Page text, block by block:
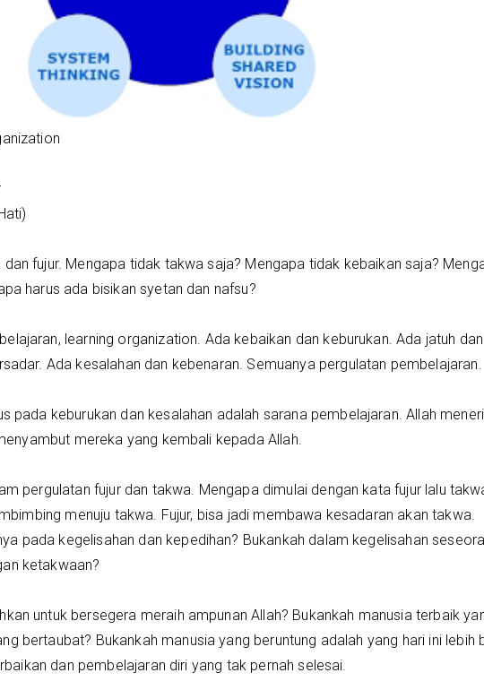
fujur. Mengapa tidak takwa saja? Mengapa tidak kebaikan saja?
harus ada bisikan syetan dan nafsu?
learning organization. Ada kebaikan dan keburukan. Ada jatuh dan
Ada kesalahan dan kebenaran. Semuanya pergulatan pembelajaran.
pada keburukan dan kesalahan adalah sarana pembelajaran. Allah
mereka yang kembali kepada Allah.
pergulatan fujur dan takwa. Mengapa dimulai dengan kata fujur lalu
menuju takwa. Fujur, bisa jadi membawa kesadaran akan takwa.
pada kegelisahan dan kepedihan? Bukankah dalam kegelisahan
ketakwaan?
untuk bersegera meraih ampunan Allah? Bukankah manusia terbaik
bertaubat? Bukankah manusia yang beruntung adalah yang hari ini lebih
dan pembelajaran diri yang tak pernah selesai.